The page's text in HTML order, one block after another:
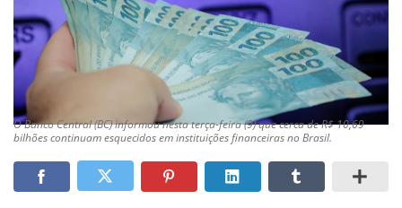
O Banco Central (BC) informou nesta terça-feira (9) que cerca de R$ 10,69
bilhões continuam esquecidos em instituições financeiras no Brasil.